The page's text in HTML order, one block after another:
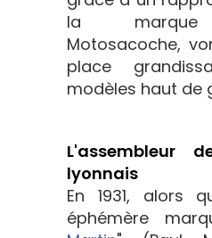
la marque
Motosacoche,
place
modèles haut de
L'assembleur
lyonnais
En 1931, alors
éphémère